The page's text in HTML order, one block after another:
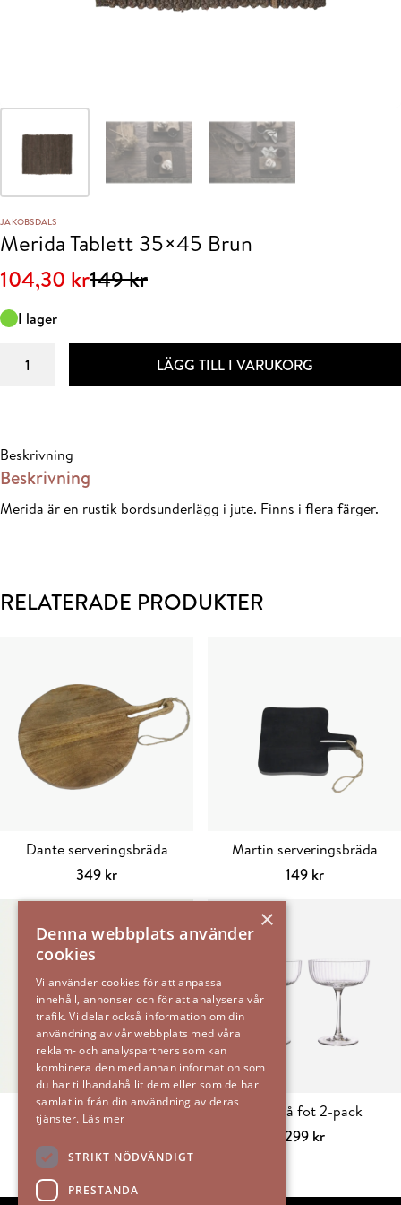
JAKOBSDALS
Merida Tablett 35×45 Brun
149kr
Det
ursprungliga
priset
var:
104,30 kr
Det
nuvarande
priset
104,30 kr.
I lager
Tablett
LÄGG TILL I VARUKORG
Beskrivning
Beskrivning
Merida är en rustik bordsunderlägg i jute. Finns i flera färger.
RELATERADE PRODUKTER
Dante serveringsbräda
349 kr
Lägg till i varukorg
Martin serveringsbräda
149 kr
Oyster Tallrik 28cm
Välj alternativ
Den
produkten
Glas på fot 2-pack
299 kr
×
Denna webbplats använder
cookies
Vi använder cookies för att anpassa
innehåll, annonser och för att analysera vår
trafik. Vi delar också information om din
användning av vår webbplats med våra
reklam- och analyspartners som kan
kombinera den med annan information som
du har tillhandahållit dem eller som de har
samlat in från din användning av deras
tjänster. Läs mer
STRIKT NÖDVÄNDIGT
PRESTANDA